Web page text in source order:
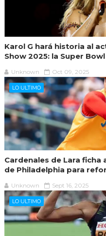
Karol G hará historia al
Show 2025: la Super
Unknown Oct 09, 2025
LO ULTIMO
Cardenales de Lara ficha
de Philadelphia para
Unknown Sept 16, 2025
LO ULTIMO